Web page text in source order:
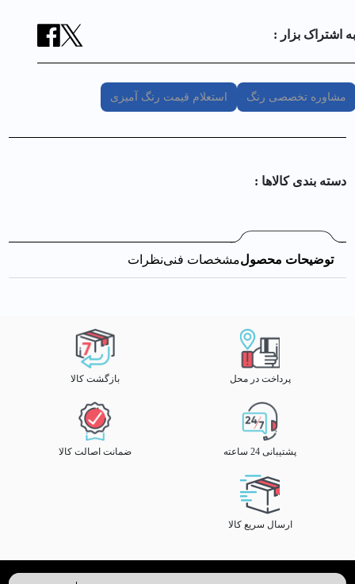
به اشتراک بزار :
مشاوره تخصصی رنگ استعلام قیمت رنگ آمیزی
دسته بندی کالا‌ها :
توضیحات محصولمشخصات فنینظرات
پرداخت در محل بازگشت کالا
پشتیبانی 24 ساعته ضمانت اصالت کالا
ارسال سریع کالا